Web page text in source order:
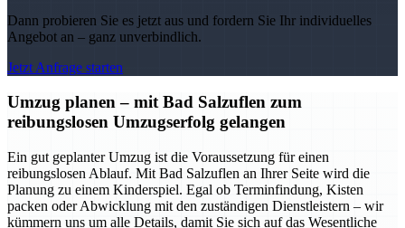
Dann probieren Sie es jetzt aus und fordern Sie Ihr individuelles
Angebot an – ganz unverbindlich.
Jetzt Anfrage starten
Umzug planen – mit Bad Salzuflen zum
reibungslosen Umzugserfolg gelangen
Ein gut geplanter Umzug ist die Voraussetzung für einen
reibungslosen Ablauf. Mit Bad Salzuflen an Ihrer Seite wird die
Planung zu einem Kinderspiel. Egal ob Terminfindung, Kisten
packen oder Abwicklung mit den zuständigen Dienstleistern – wir
kümmern uns um alle Details, damit Sie sich auf das Wesentliche